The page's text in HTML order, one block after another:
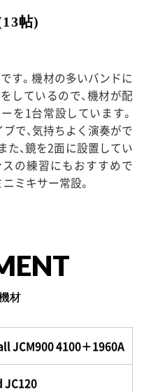
帖)
す。機材の多いバンドに
しているので、機材が配
を1台常設しています。
で、気持ちよく演奏がで
た、鏡を2面に設置してい
の練習にもおすすめで
ミキサー常設。
材
JCM900 4100＋1960A
JC120